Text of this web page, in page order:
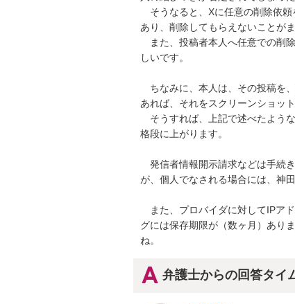
そうなると、Xに任意の削除依頼
あり、削除してもらえないことがま
また、投稿者本人へ任意での削
しいです。
ちなみに、本人は、その投稿を
あれば、それをスクリーンショッ
そうすれば、上記で述べたよう
格段に上がります。
発信者情報開示請求などは手続
が、個人でなされる場合には、神
また、プロバイダに対してIPア
グには保存期限が（数ヶ月）あり
ね。
弁護士からの回答タイ